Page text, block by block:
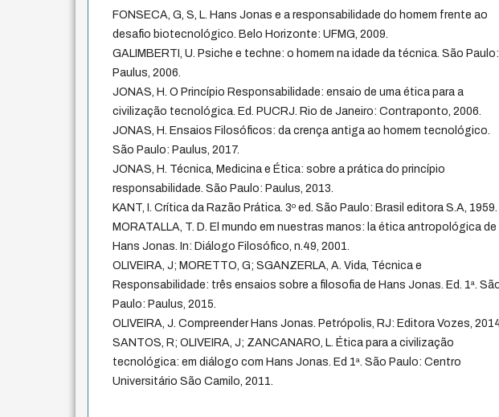
FONSECA, G, S, L. Hans Jonas e a responsabilidade do homem frente ao
desafio biotecnológico. Belo Horizonte: UFMG, 2009.
GALIMBERTI, U. Psiche e techne: o homem na idade da técnica. São Paulo:
Paulus, 2006.
JONAS, H. O Princípio Responsabilidade: ensaio de uma ética para a
civilização tecnológica. Ed. PUCRJ. Rio de Janeiro: Contraponto, 2006.
JONAS, H. Ensaios Filosóficos: da crença antiga ao homem tecnológico.
São Paulo: Paulus, 2017.
JONAS, H. Técnica, Medicina e Ética: sobre a prática do princípio
responsabilidade. São Paulo: Paulus, 2013.
KANT, I. Crítica da Razão Prática. 3º ed. São Paulo: Brasil editora S.A, 1959.
MORATALLA, T. D. El mundo em nuestras manos: la ética antropológica de
Hans Jonas. In: Diálogo Filosófico, n.49, 2001.
OLIVEIRA, J; MORETTO, G; SGANZERLA, A. Vida, Técnica e
Responsabilidade: três ensaios sobre a filosofia de Hans Jonas. Ed. 1ª.
Paulo: Paulus, 2015.
OLIVEIRA, J. Compreender Hans Jonas. Petrópolis, RJ: Editora Vozes,
SANTOS, R; OLIVEIRA, J; ZANCANARO, L. Ética para a civilização
tecnológica: em diálogo com Hans Jonas. Ed 1ª. São Paulo: Centro
Universitário São Camilo, 2011.